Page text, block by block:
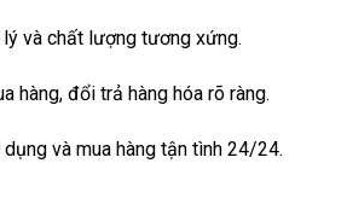
lý và chất lượng tương xứng.
hàng, đổi trả hàng hóa rõ ràng.
và mua hàng tận tình 24/24.